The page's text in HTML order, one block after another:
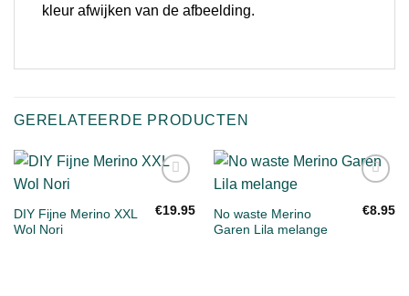
kleur afwijken van de afbeelding.
GERELATEERDE PRODUCTEN
aan
verlanglijst
DIY Fijne Merino XXL
Wol Nori
€19.95
aan
No waste Merino
Garen Lila melange
€8.95